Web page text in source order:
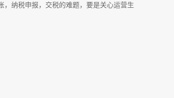
纳税申报，交税的难题，要是关心运营生